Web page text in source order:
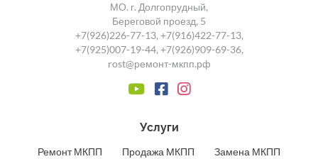
МО. г. Долгопрудный,
Береговой проезд, 5
+7(926)226-77-13, +7(916)422-77-13,
+7(925)007-19-44, +7(926)909-69-36,
rost@ремонт-мкпп.рф
Услуги
Ремонт МКПП Продажа МКПП Замена МКПП